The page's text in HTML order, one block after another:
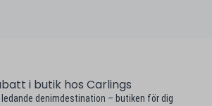
i butik hos Carlings
ledande denimdestination – butiken för dig